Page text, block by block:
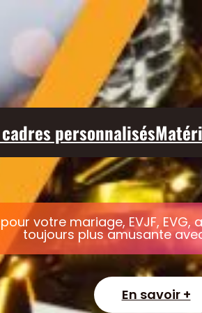
cadres personnalisés
pour votre mariage, EVJF,
toujours plus amusante
En savoir +